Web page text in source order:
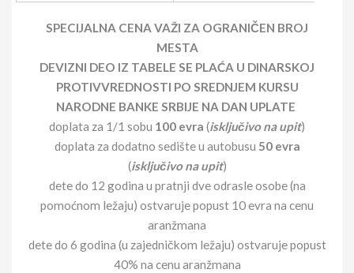
SPECIJALNA CENA VAŽI ZA OGRANIČEN BROJ
MESTA
DEVIZNI DEO IZ TABELE SE PLAĆA U DINARSKOJ
PROTIVVREDNOSTI PO SREDNJEM KURSU
NARODNE BANKE SRBIJE NA DAN UPLATE
doplata za 1/1 sobu 100 evra (isključivo na upit)
doplata za dodatno sedište u autobusu 50 evra
(isključivo na upit)
dete do 12 godina u pratnji dve odrasle osobe (na
pomoćnom ležaju) ostvaruje popust 10 evra na cenu
aranžmana
dete do 6 godina (u zajedničkom ležaju) ostvaruje popust
40% na cenu aranžmana